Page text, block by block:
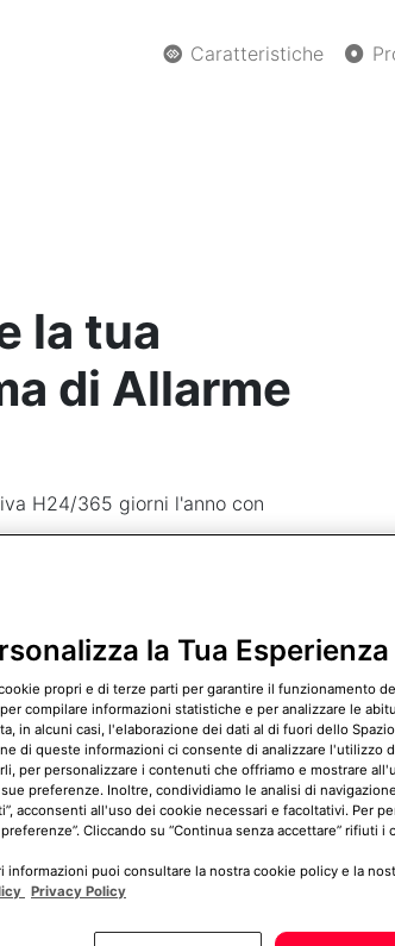
Caratteristiche
la tua
di Allarme
H24/365 giorni l'anno con
la Tua
propri e di terze parti per garantire il funzionamento
compilare informazioni statistiche e per analizzare le
in alcuni casi, l'elaborazione dei dati al di fuori dello
di queste informazioni ci consente di analizzare l'utilizzo
per personalizzare i contenuti che offriamo e mostrare
preferenze. Inoltre, condividiamo le analisi di navigazione
acconsenti all'uso dei cookie necessari e facoltativi. Per
Cliccando su “Continua senza accettare” rifiuti
informazioni puoi consultare la nostra cookie policy e la
Privacy Policy